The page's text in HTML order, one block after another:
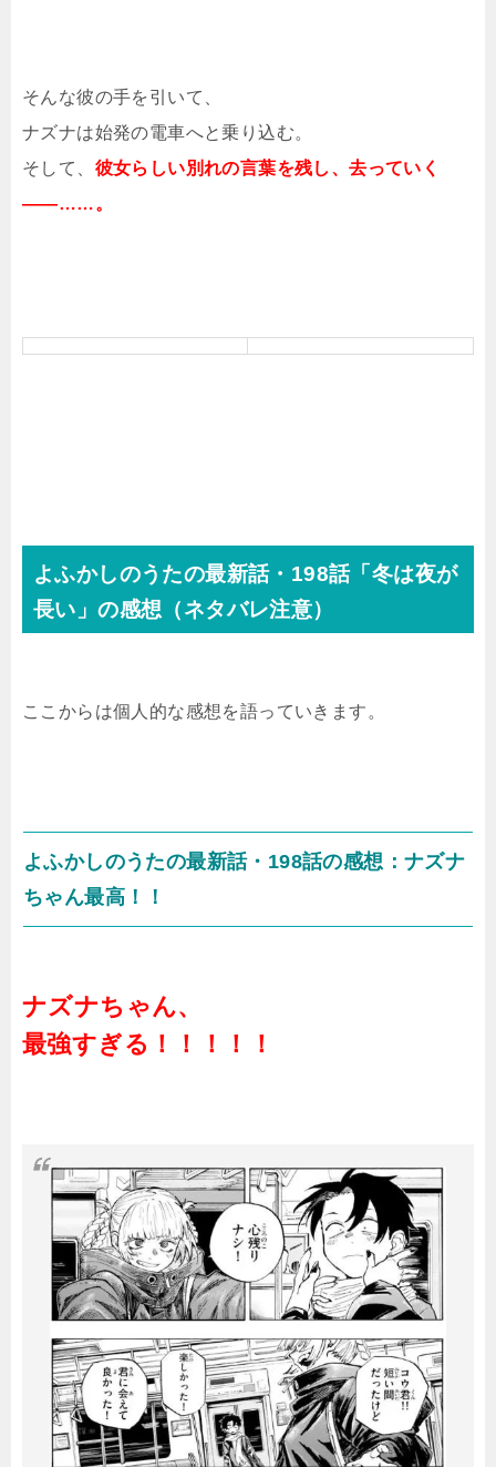
そんな彼の手を引いて、
ナズナは始発の電車へと乗り込む。
そして、 彼女らしい別れの言葉を残し、去っていく
――……。
よふかしのうたの最新話・198話「冬は夜が
長い」の感想（ネタバレ注意）
ここからは個人的な感想を語っていきます。
よふかしのうたの最新話・198話の感想：ナズナ
ちゃん最高！！
ナズナちゃん、
最強すぎる！！！！！